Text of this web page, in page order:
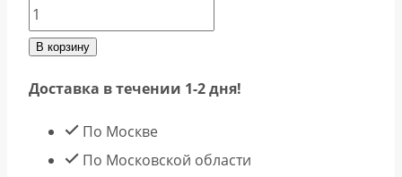
В корзину
Доставка в течении 1-2 дня!
По Москве
По Московской области